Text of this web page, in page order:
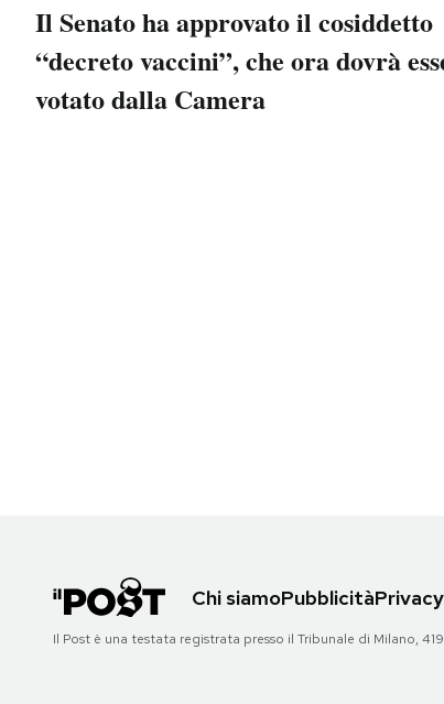
Il Senato ha approvato il cosiddetto
“decreto vaccini”, che ora dovrà
votato dalla Camera
Chi siamoPubblicitàPrivacy
Il Post è una testata registrata presso il Tribunale di Milano,